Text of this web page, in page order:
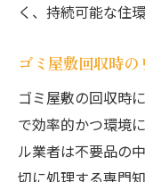
く、持続可能な住
ゴミ屋敷回収時
ゴミ屋敷の回収時
で効率的かつ環境
ル業者は不要品の
切に処理する専門